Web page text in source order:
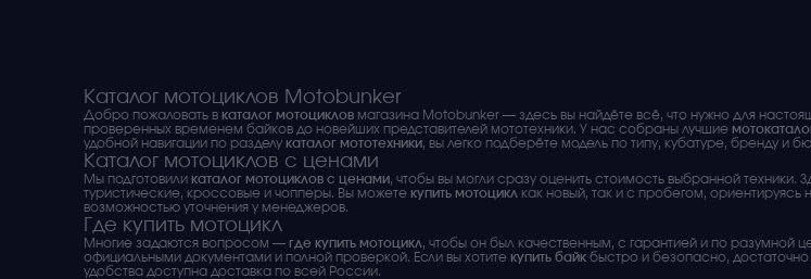
Каталог мотоциклов Motobunker
Добро пожаловать в каталог мотоциклов магазина Motobunker — здесь вы найдёте всё, что нужно для
проверенных временем байков до новейших представителей мототехники. У нас собраны лучшие
удобной навигации по разделу каталог мототехники, вы легко подберёте модель по типу, кубатуре, бренду и
Каталог мотоциклов с ценами
Мы подготовили каталог мотоциклов с ценами, чтобы вы могли сразу оценить стоимость выбранной
туристические, кроссовые и чопперы. Вы можете купить мотоцикл как новый, так и с пробегом,
возможностью уточнения у менеджеров.
Где купить мотоцикл
Многие задаются вопросом — где купить мотоцикл, чтобы он был качественным, с гарантией и по разумной
официальными документами и полной проверкой. Если вы хотите купить байк быстро и безопасно,
удобства доступна доставка по всей России.